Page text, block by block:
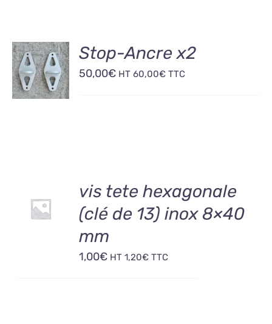
AJOUTER
AU
PANIER
/
DÉTAILS
Stop-Ancre x2
50,00€ HT60,00€ TTC
AU
PANIER
vis tete hexagonale
(clé de 13) inox 8×40
mm
1,00€ HT1,20€ TTC